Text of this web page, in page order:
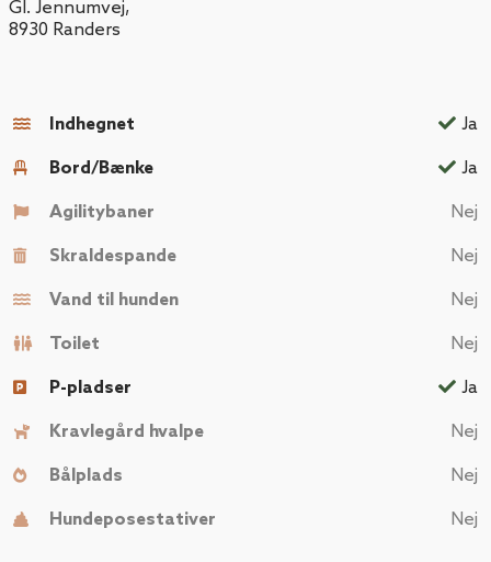
Gl. Jennumvej,
8930 Randers
Indhegnet Ja
Bord/Bænke Ja
Agilitybaner Nej
Skraldespande Nej
Vand til hunden Nej
Toilet Nej
P-pladser Ja
Kravlegård hvalpe Nej
Bålplads Nej
Hundeposestativer Nej